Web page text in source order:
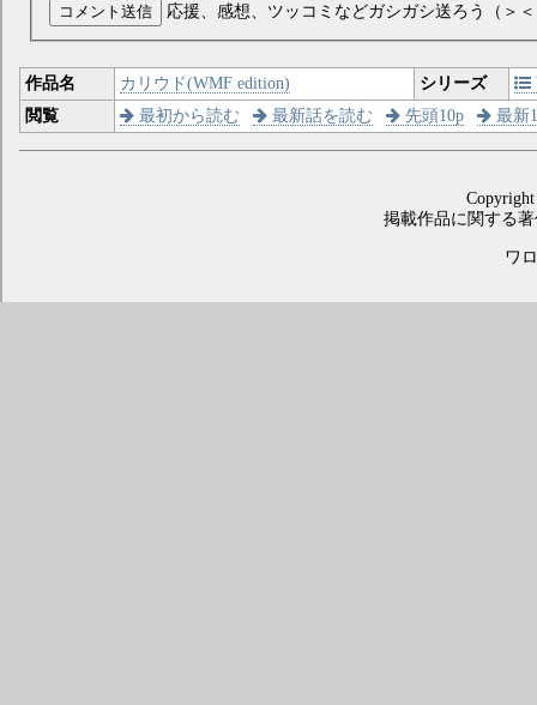
コメント送信 応援、感想、ツッコミなどガシガシ送ろう（＞
作品名 カリウド(WMF edition) シリーズ
閲覧
最初から読む 最新話を読む 先頭10p 最新
掲載作品に関する
ワ